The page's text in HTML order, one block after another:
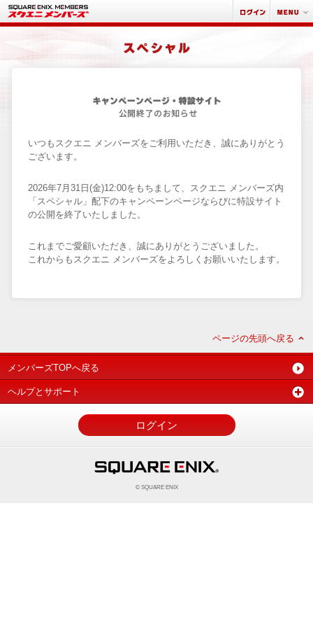
いつもスクエニ メンバーズをご利用いただき、誠にありがとう
ございます。
2026年7月31日(金)12:00をもちまして、スクエニ メンバーズ内
「スペシャル」配下のキャンペーンページならびに特設サイト
の公開を終了いたしました。
これまでご愛顧いただき、誠にありがとうございました。
これからもスクエニ メンバーズをよろしくお願いいたします。
ページの先頭へ戻る
メンバーズTOPへ戻る
ヘルプとサポート
ログイン
© SQUARE ENIX